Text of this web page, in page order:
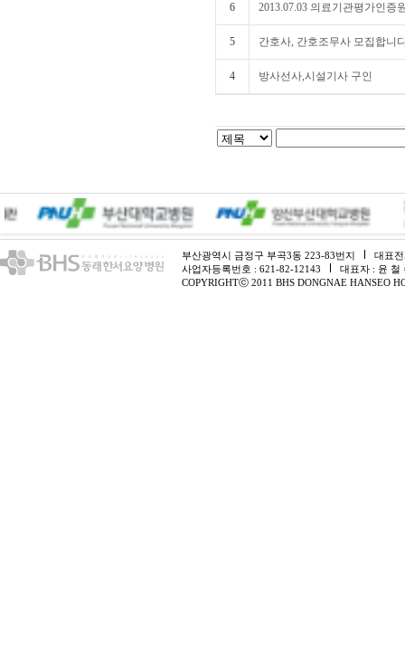
6 2013.07.03 의료기관평가인증
5 간호사, 간호조무사 모집합니
4 방사선사,시설기사 구인
부산광역시 금정구 부곡3동 223-83번지
대표
사업자등록번호 : 621-82-12143
대표자 : 윤 철
COPYRIGHTⓒ 2011 BHS DONGNAE HANSEO